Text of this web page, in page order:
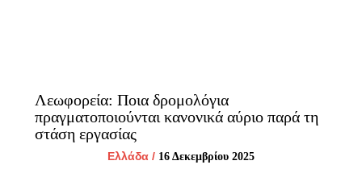
Λεωφορεία: Ποια δρομολόγια
πραγματοποιούνται κανονικά αύριο παρά τη
στάση εργασίας
Ελλάδα / 16 Δεκεμβρίου 2025